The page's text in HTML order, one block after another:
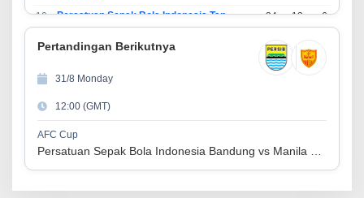
10
Persatuan Sepak Bola Indonesia Tangerang 34 13 6
34 11
13
14
Madura United FC
15
Persatuan Sepakbola Makassar
16
Persis Solo 34 8 10
Pertandingan Berikutnya
31/8 Monday
12:00 (GMT)
AFC Cup